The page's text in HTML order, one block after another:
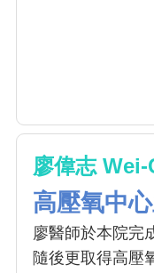
廖偉志
高壓氧中
廖醫師於本院完
隨後更取得高壓